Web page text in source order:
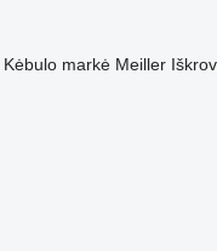
Kėbulo markė Meiller